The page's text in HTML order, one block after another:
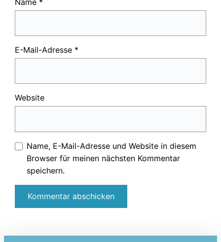
E-Mail-Adresse *
Website
Name, E-Mail-Adresse und Website in diesem
Browser für meinen nächsten Kommentar
speichern.